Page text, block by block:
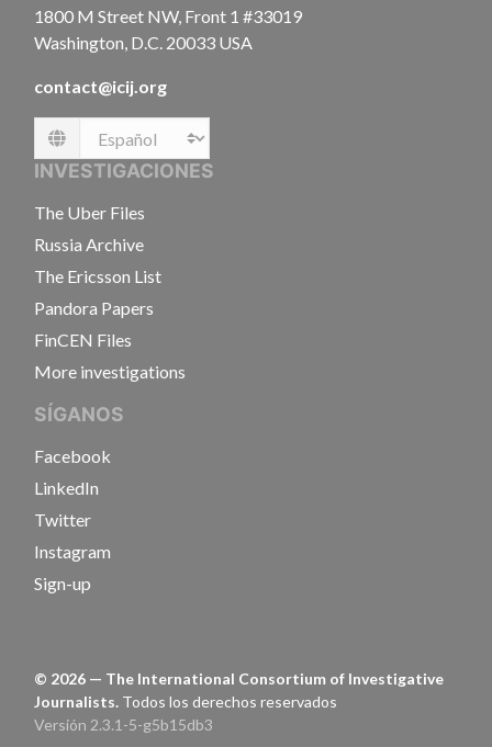
1800 M Street NW, Front 1 #33019
Washington, D.C. 20033 USA
contact@icij.org
Language
INVESTIGACIONES
The Uber Files
Russia Archive
The Ericsson List
Pandora Papers
FinCEN Files
More investigations
SÍGANOS
Facebook
LinkedIn
Twitter
Instagram
Sign-up
© 2026 — The International Consortium of Investigative
Journalists. Todos los derechos reservados
Versión 2.3.1-5-g5b15db3